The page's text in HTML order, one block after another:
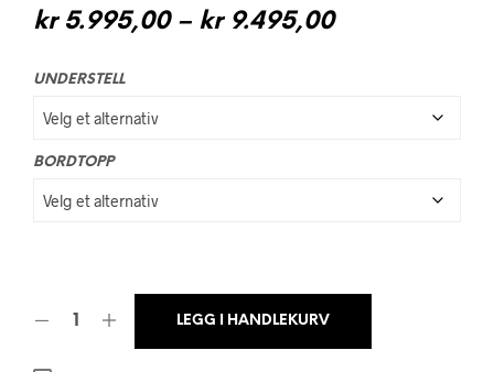
kr5.995,00 – kr9.495,00Prisområde:
kr 9.495,00
UNDERSTELL
BORDTOPP
LEGG I HANDLEKURV